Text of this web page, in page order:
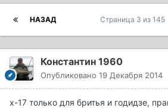
НАЗАД Страница 3 из 145
Константин 1960
Опубликовано 19 Декабря 2014
х-17 только для бритья и годидзе,